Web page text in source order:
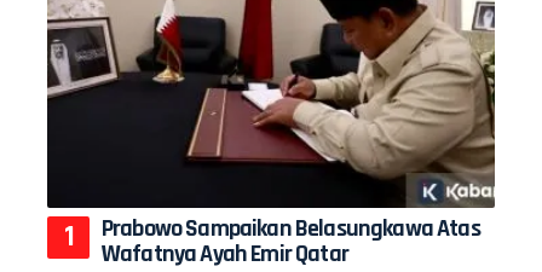
Prabowo Sampaikan Belasungkawa Atas
Wafatnya Ayah Emir Qatar